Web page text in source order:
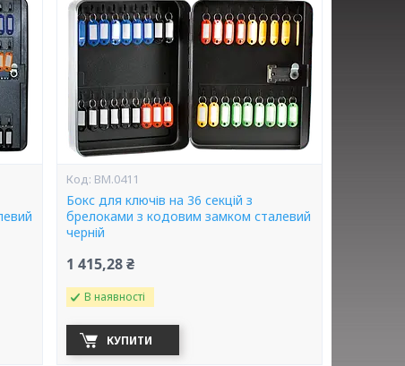
BM.0411
Бокс для ключів на 36 секцій з
брелоками з кодовим замком сталевий
черній
1 415,28 ₴
В наявності
КУПИТИ